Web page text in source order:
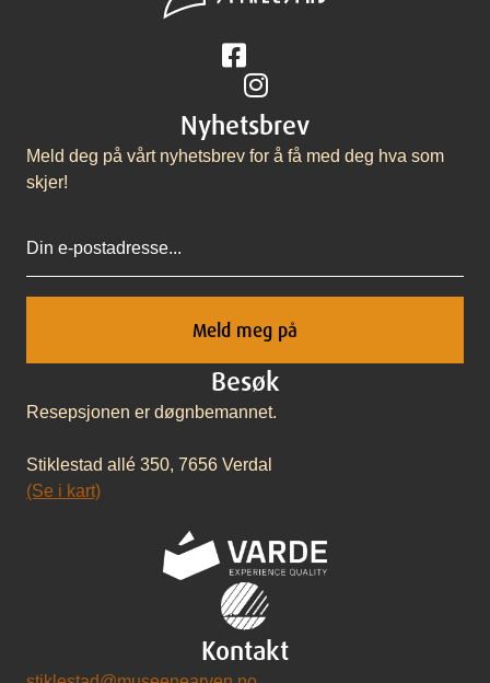
Følg på Facebook
Følg på Instagram
Nyhetsbrev
Meld deg på vårt nyhetsbrev for å få med deg hva som
skjer!
Besøk
Resepsjonen er døgnbemannet.
Stiklestad allé 350, 7656 Verdal
(Se i kart)
Kontakt